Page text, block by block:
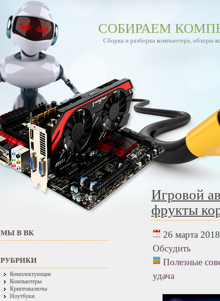
СОБИРАЕМ
Сборка и разборка компьютера, обзоры
МЫ В ВК
РУБРИКИ
Комплектующие
Компьютеры
Криптовалюты
Ноутбуки
Игровой
фрукты
26 марта
Обсудить
Полезные
удача